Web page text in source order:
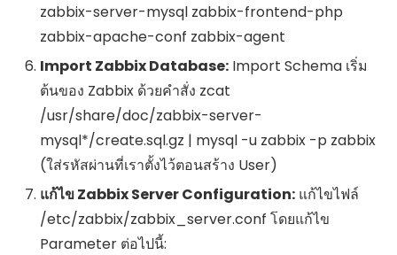
zabbix-server-mysql zabbix-frontend-php
zabbix-apache-conf zabbix-agent
Import Zabbix Database: Import Schema เริ่ม
ต้นของ Zabbix ด้วยคำสั่ง zcat
/usr/share/doc/zabbix-server-
mysql*/create.sql.gz | mysql -u zabbix -p zabbix
(ใส่รหัสผ่านที่เราตั้งไว้ตอนสร้าง User)
แก้ไข Zabbix Server Configuration: แก้ไขไฟล์
/etc/zabbix/zabbix_server.conf โดยแก้ไข
Parameter ต่อไปนี้: